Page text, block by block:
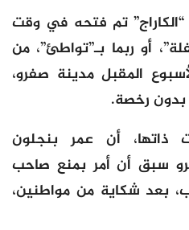
تم فتحه في وقت
أو ربما بـ”تواطئ”، من
المقبل مدينة صفرو،
بدون رخصة.
ذاتها، أن عمر بنجلون
سبق أن أمر بمنع صاحب
بعد شكاية من مواطنين،